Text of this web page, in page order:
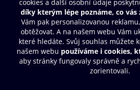
Moje O2 Knihovna
Další zábava
© O2 Czech Republic a.s.